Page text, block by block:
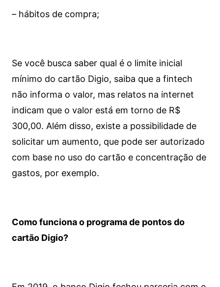
– hábitos de compra;
Se você busca saber qual é o limite inicial
mínimo do cartão Digio, saiba que a fintech
não informa o valor, mas relatos na internet
indicam que o valor está em torno de R$
300,00. Além disso, existe a possibilidade de
solicitar um aumento, que pode ser autorizado
com base no uso do cartão e concentração de
gastos, por exemplo.
Como funciona o programa de pontos do
cartão Digio?